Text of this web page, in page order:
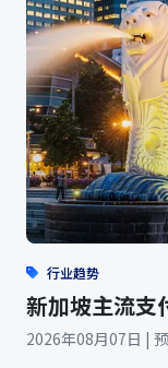
行业趋势
新加坡主流支
2026年08月07日 |